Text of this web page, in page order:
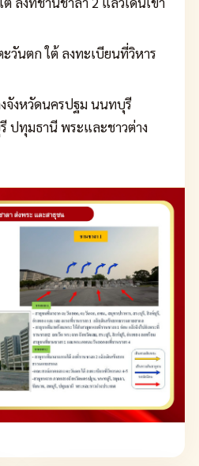
วันตก ใต้ ลงทะเบียนที่วิหาร
จังหวัดนครปฐม นนทบุรี
ปทุมธานี พระและชาวต่าง